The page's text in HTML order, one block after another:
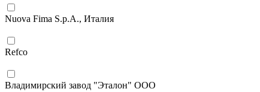
Nuova Fima S.p.A., Италия
Refco
Владимирский завод "Эталон" ООО